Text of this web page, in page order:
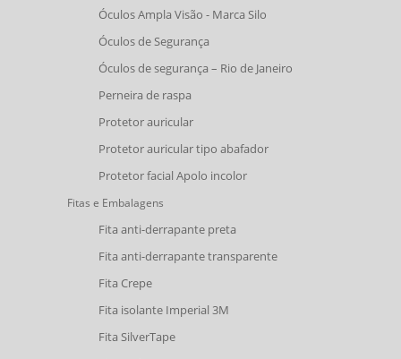
Óculos Ampla Visão - Marca Silo
Óculos de Segurança
Óculos de segurança – Rio de Janeiro
Perneira de raspa
Protetor auricular
Protetor auricular tipo abafador
Protetor facial Apolo incolor
Fitas e Embalagens
Fita anti-derrapante preta
Fita anti-derrapante transparente
Fita Crepe
Fita isolante Imperial 3M
Fita SilverTape